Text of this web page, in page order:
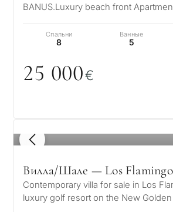
BANUS.Luxury beach front
Спальни
8
Ванные
5
25 000€
1 / 8
Вилла/Шале — Los
Contemporary villa for sale in Los
luxury golf resort on the New